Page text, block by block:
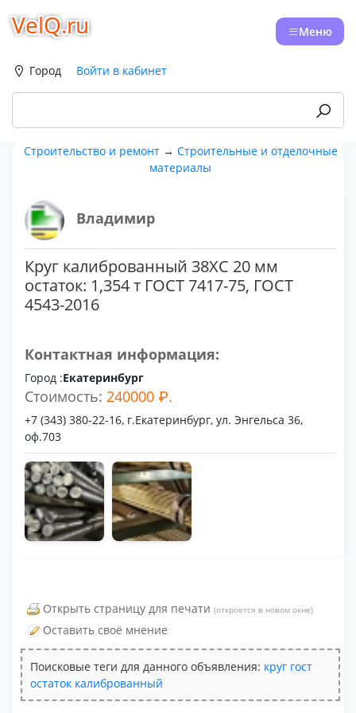
VelQ.ru Меню
Город Войти в кабинет
Строительство и ремонт→ Строительные и отделочные
материалы
Владимир
Круг калиброванный 38ХС 20 мм
остаток: 1,354 т ГОСТ 7417-75, ГОСТ
4543-2016
Контактная информация:
Город :Екатеринбург
Стоимость:240000 ₽.
+7 (343) 380-22-16, г.Екатеринбург, ул. Энгельса 36,
оф.703
Открыть страницу для печати (откроется в новом окне)
Оставить своё мнение
Поисковые теги для данного объявления: круг гост
остаток калиброванный